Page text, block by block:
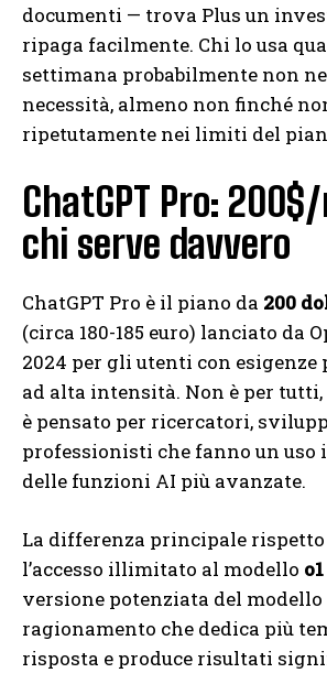
documenti — trova Plus un
ripaga facilmente. Chi lo usa
settimana probabilmente non
necessità, almeno non finché
ripetutamente nei limiti del
ChatGPT Pro:
chi serve davvero
ChatGPT Pro è il piano da 200
(circa 180-185 euro) lanciato da
2024 per gli utenti con
ad alta intensità. Non è per tutti,
è pensato per ricercatori,
professionisti che fanno un uso
delle funzioni AI più avanzate.
La differenza principale rispetto
l’accesso illimitato al modello
versione potenziata del modello
ragionamento che dedica più
risposta e produce risultati